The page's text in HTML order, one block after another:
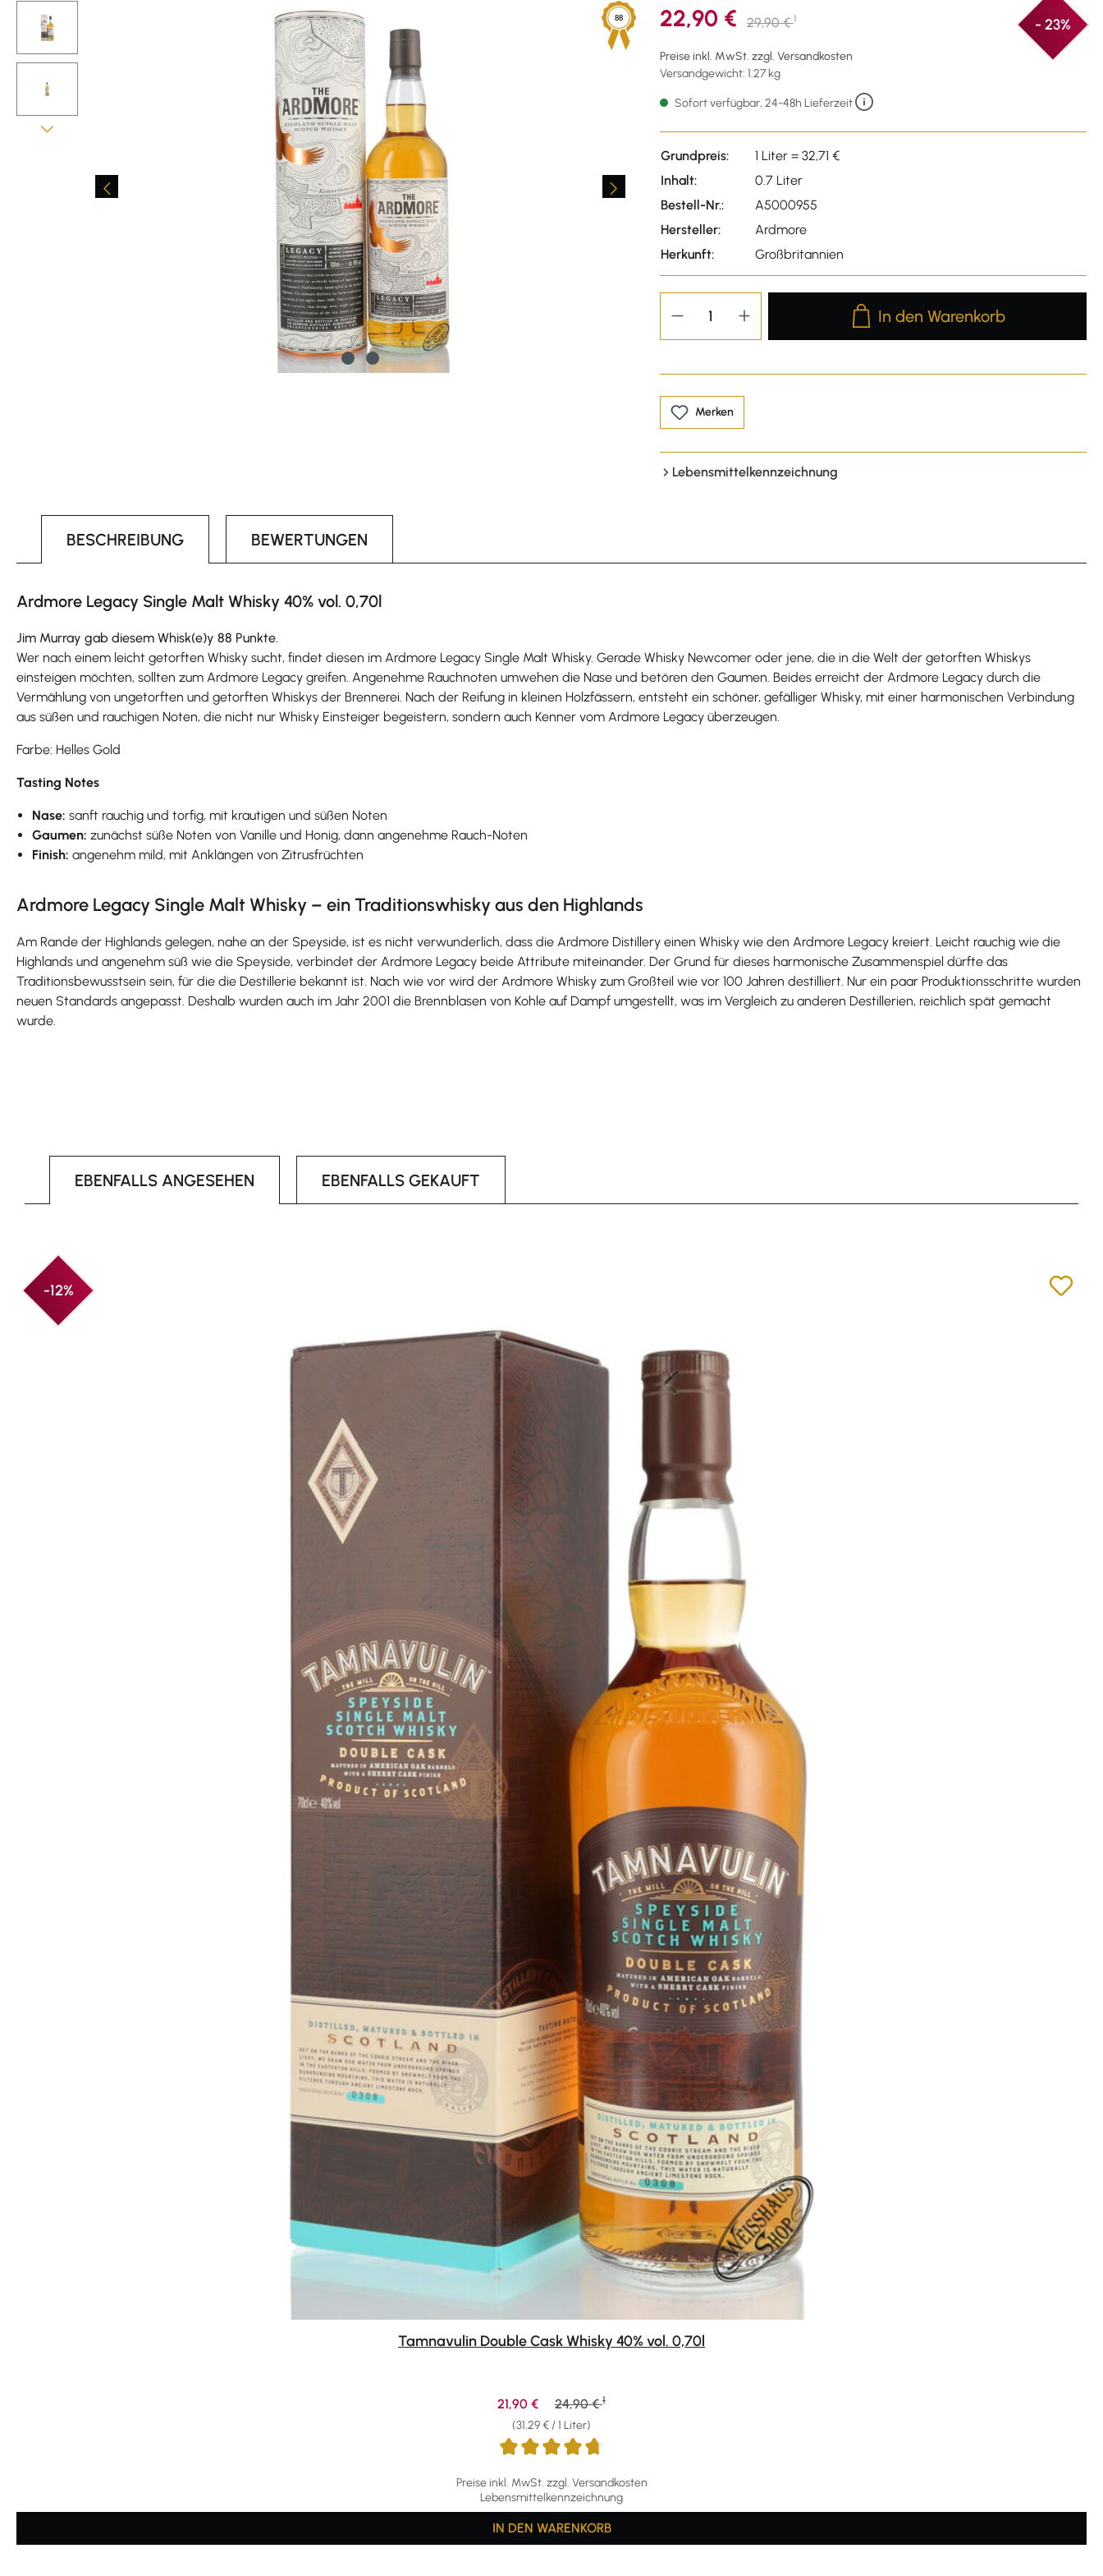
88 22,90 € 29,90 €1 - 23%
Preise inkl. MwSt. zzgl. Versandkosten
Versandgewicht: 1.27 kg
Sofort verfügbar, 24-48h Lieferzeit
Grundpreis:
1 Liter = 32,71 €
Inhalt:
0.7 Liter
Bestell-Nr.:
A5000955
Hersteller:
Ardmore
Herkunft:
Großbritannien
Produkt Anzahl: Gib den
In den Warenkorb
Merken
Lebensmittelkennzeichnung
BESCHREIBUNG BEWERTUNGEN
Ardmore Legacy Single Malt Whisky 40% vol. 0,70l
Jim Murray gab diesem Whisk(e)y 88 Punkte.
Wer nach einem leicht getorften Whisky sucht, findet diesen im Ardmore Legacy Single Malt Whisky. Gerade Whisky Newcomer oder jene, die in die Welt der getorften Whiskys
einsteigen möchten, sollten zum Ardmore Legacy greifen. Angenehme Rauchnoten umwehen die Nase und betören den Gaumen. Beides erreicht der Ardmore Legacy durch die
Vermählung von ungetorften und getorften Whiskys der Brennerei. Nach der Reifung in kleinen Holzfässern, entsteht ein schöner, gefälliger Whisky, mit einer harmonischen Verbindung
aus süßen und rauchigen Noten, die nicht nur Whisky Einsteiger begeistern, sondern auch Kenner vom Ardmore Legacy überzeugen.
Farbe: Helles Gold
Tasting Notes
Nase:sanft rauchig und torfig, mit krautigen und süßen Noten
Gaumen: zunächst süße Noten von Vanille und Honig, dann angenehme Rauch-Noten
Finish: angenehm mild, mit Anklängen von Zitrusfrüchten
Ardmore Legacy Single Malt Whisky – ein Traditionswhisky aus den Highlands
Am Rande der Highlands gelegen, nahe an der Speyside, ist es nicht verwunderlich, dass die Ardmore Distillery einen Whisky wie den Ardmore Legacy kreiert. Leicht rauchig wie die
Highlands und angenehm süß wie die Speyside, verbindet der Ardmore Legacy beide Attribute miteinander. Der Grund für dieses harmonische Zusammenspiel dürfte das
Traditionsbewusstsein sein, für die die Destillerie bekannt ist. Nach wie vor wird der Ardmore Whisky zum Großteil wie vor 100 Jahren destilliert. Nur ein paar Produktionsschritte wurden
neuen Standards angepasst. Deshalb wurden auch im Jahr 2001 die Brennblasen von Kohle auf Dampf umgestellt, was im Vergleich zu anderen Destillerien, reichlich spät gemacht
wurde.
EBENFALLS ANGESEHEN EBENFALLS GEKAUFT
-12%
Tamnavulin Double Cask Whisky 40% vol. 0,70l
Preise inkl. MwSt. zzgl. Versandkosten
Lebensmittelkennzeichnung
(31,29 € / 1 Liter)
Verkaufspreis:
21,90 € Regulärer Preis:
24,90 € 1
IN DEN WARENKORB